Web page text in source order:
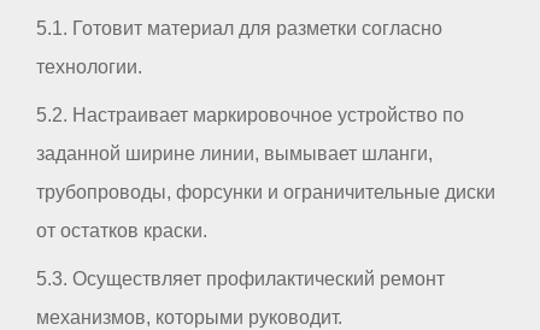
5.1. Готовит материал для разметки согласно
технологии.
5.2. Настраивает маркировочное устройство по
заданной ширине линии, вымывает шланги,
трубопроводы, форсунки и ограничительные диски
от остатков краски.
5.3. Осуществляет профилактический ремонт
механизмов, которыми руководит.